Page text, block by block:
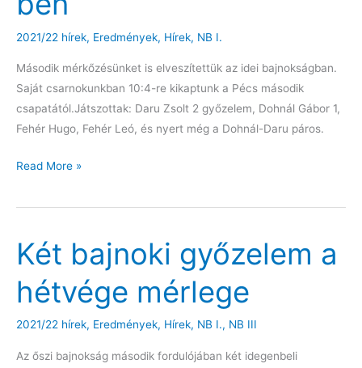
2021/22 hírek, Eredmények, Hírek, NB I.
Második mérkőzésünket is elveszítettük az idei bajnokságban.
Saját csarnokunkban 10:4-re kikaptunk a Pécs második
csapatától.Játszottak: Daru Zsolt 2 győzelem, Dohnál Gábor 1,
Fehér Hugo, Fehér Leó, és nyert még a Dohnál-Daru páros.
Hazai
az
ben
Read More »
Két bajnoki győzelem a
hétvége mérlege
2021/22 hírek, Eredmények, Hírek, NB I., NB III
Az őszi bajnokság második fordulójában két idegenbeli